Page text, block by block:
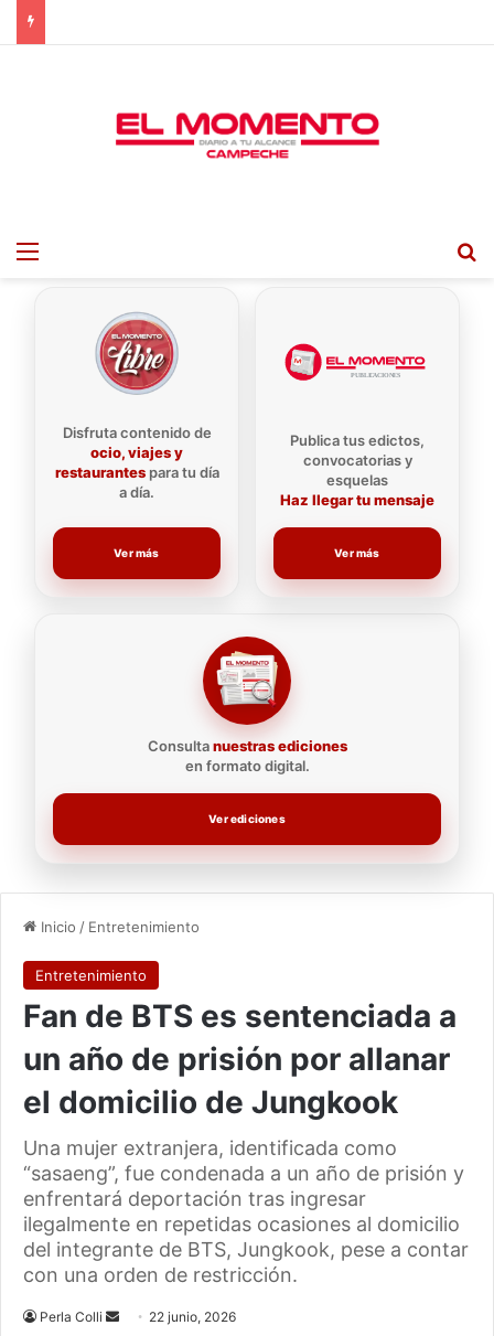
Menu
Disfruta contenido de
ocio, viajes y
restaurantespara tu día
a día.
Ver más
Consultanuestras ediciones
en formato digital.
Ver ediciones
Publica tus edictos,
convocatorias y
esquelas
Haz llegar tu mensaje
Ver más
Inicio / Entretenimiento
Entretenimiento
Fan de BTS es sentenciada a
un año de prisión por allanar
el domicilio de Jungkook
Una mujer extranjera, identificada como
“sasaeng”, fue condenada a un año de prisión y
enfrentará deportación tras ingresar
ilegalmente en repetidas ocasiones al domicilio
del integrante de BTS, Jungkook, pese a contar
con una orden de restricción.
Perla Colli
Send 22 junio, 2026